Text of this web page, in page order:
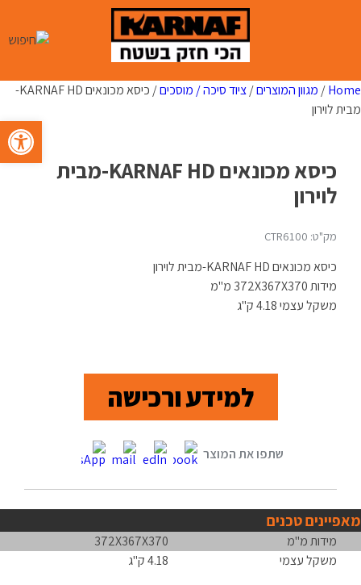
פתח
Home
/ מגוון המוצרים/ציוד סיכה / מוסכים
/ כיסא מכונאים KARNAF HD-
מבית לוירון
כיסא מכונאים KARNAF HD-מבית
לוירון
מק"ט: CTR6100
כיסא מכונאים KARNAF HD-מבית לוירון
מידות 372X367X370 מ"מ
משקל עצמי 4.18 ק"ג
למידע ורכישה
מאפיינים טכנים
מידות מ"מ
372X367X370
משקל עצמי
4.18 ק"ג